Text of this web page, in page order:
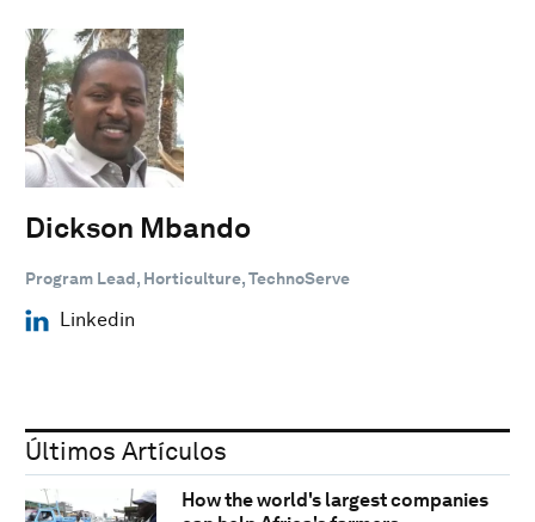
Dickson Mbando
Program Lead, Horticulture, TechnoServe
Linkedin
Últimos Artículos
How the world's largest companies